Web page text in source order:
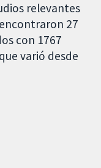
relevantes
27
con 1767
varió desde